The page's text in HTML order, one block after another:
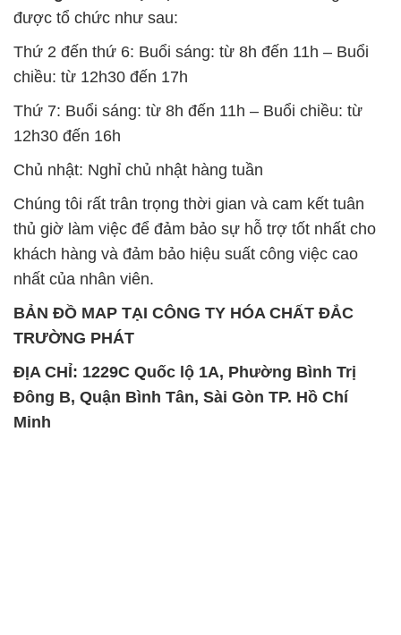
thủ giờ làm việc để đảm bảo sự hỗ trợ tốt nhất cho
nhất của nhân viên.
TRƯỜNG PHÁT
Đông B, Quận Bình Tân, Sài Gòn TP. Hồ Chí
Minh